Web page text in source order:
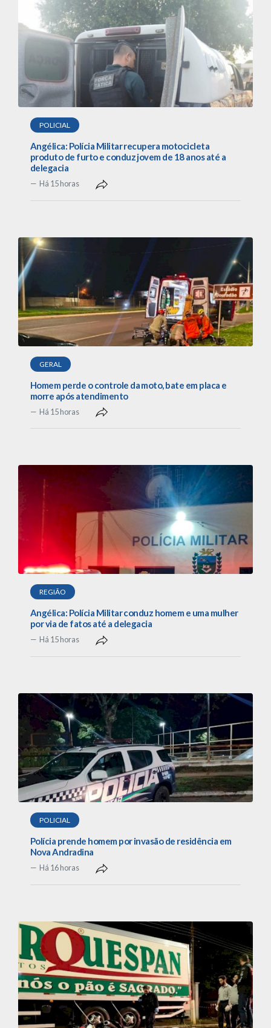
POLICIAL
Angélica: Polícia Militar recupera motocicleta
produto de furto e conduz jovem de 18 anos até a
delegacia
Há 15 horas
GERAL
Homem perde o controle da moto, bate em placa e
morre após atendimento
Há 15 horas
REGIÃO
Angélica: Polícia Militar conduz homem e uma mulher
por via de fatos até a delegacia
Há 15 horas
POLICIAL
Polícia prende homem por invasão de residência em
Nova Andradina
Há 16 horas